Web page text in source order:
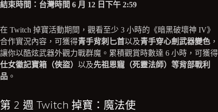
結束時間：台灣時間 6 月 12 日下午 2:59
在 Twitch 掉寶活動期間，觀看至少 3 小時的《暗黑破壞神 IV》
合作實況內容，可獲得青手背刺匕首以及青手穿心劍武器變色 ，
讓你以酷炫武器外觀力戰群魔。累積觀賞時數達 6 小時，可獲得
仕女徽記寶箱（俠盜） 以及先祖恩寵（死靈法師）等背部戰利
品 。
第 2 週 Twitch 掉寶：魔法使